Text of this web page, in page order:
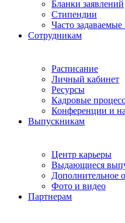
Бланки заявлений
Стипендии
Часто
Сотрудникам
Расписание
Личный кабинет
Ресурсы
Кадровые
Конференции и
Выпускникам
Центр карьеры
Выдающиеся
Дополнительное
Фото и видео
Партнерам